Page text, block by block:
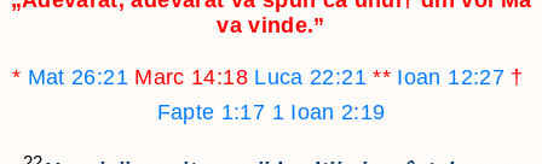
va vinde.”
* Mat 26:21 Marc 14:18 Luca 22:21 ** Ioan 12:27 †
Fapte 1:17 1 Ioan 2:19